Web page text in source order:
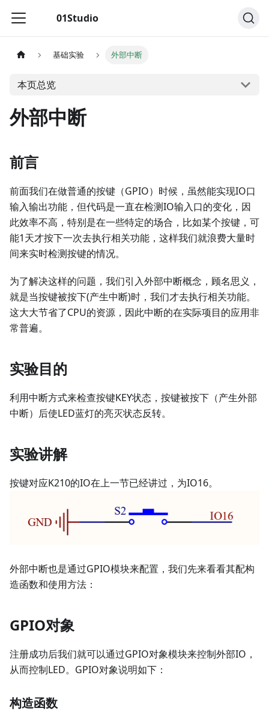
01Studio
基础实验 外部中断
本页总览
外部中断
前言
前面我们在做普通的按键（GPIO）时候，虽然能实现IO口
输入输出功能，但代码是一直在检测IO输入口的变化，因
此效率不高，特别是在一些特定的场合，比如某个按键，可
能1天才按下一次去执行相关功能，这样我们就浪费大量时
间来实时检测按键的情况。
为了解决这样的问题，我们引入外部中断概念，顾名思义，
就是当按键被按下(产生中断)时，我们才去执行相关功能。
这大大节省了CPU的资源，因此中断的在实际项目的应用非
常普遍。
实验目的
利用中断方式来检查按键KEY状态，按键被按下（产生外部
中断）后使LED蓝灯的亮灭状态反转。
实验讲解
按键对应K210的IO在上一节已经讲过，为IO16。
外部中断也是通过GPIO模块来配置，我们先来看看其配构
造函数和使用方法：
GPIO对象
注册成功后我们就可以通过GPIO对象模块来控制外部IO，
从而控制LED。GPIO对象说明如下：
构造函数